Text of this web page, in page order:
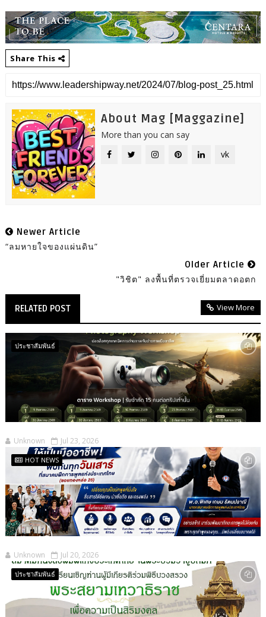
Share This
About Mag [Maggazine]
More than you can say
vk
Newer Article
“ลมหายใจของแผ่นดิน”
Older Article
"วิชิต" ลงพื้นที่ตรวจเยี่ยมตลาดอตก
RELATED POST View More
ประชาสัมพันธ์
Unknown Jul 23, 2026
HOT NEWS
Unknown Jul 20, 2026
ประชาสัมพันธ์